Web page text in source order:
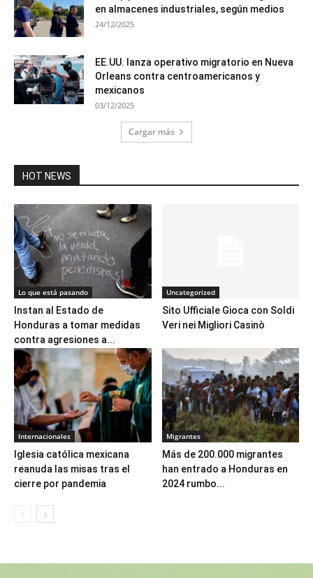
en almacenes industriales, según medios
24/12/2025
EE.UU. lanza operativo migratorio en Nueva
Orleans contra centroamericanos y
mexicanos
03/12/2025
Cargar más
HOT NEWS
Lo que está pasando
Instan al Estado de
Honduras a tomar medidas
contra agresiones a...
Uncategorized
Sito Ufficiale Gioca con Soldi
Veri nei Migliori Casinò
Internacionales
Iglesia católica mexicana
reanuda las misas tras el
cierre por pandemia
Migrantes
Más de 200.000 migrantes
han entrado a Honduras en
2024 rumbo...